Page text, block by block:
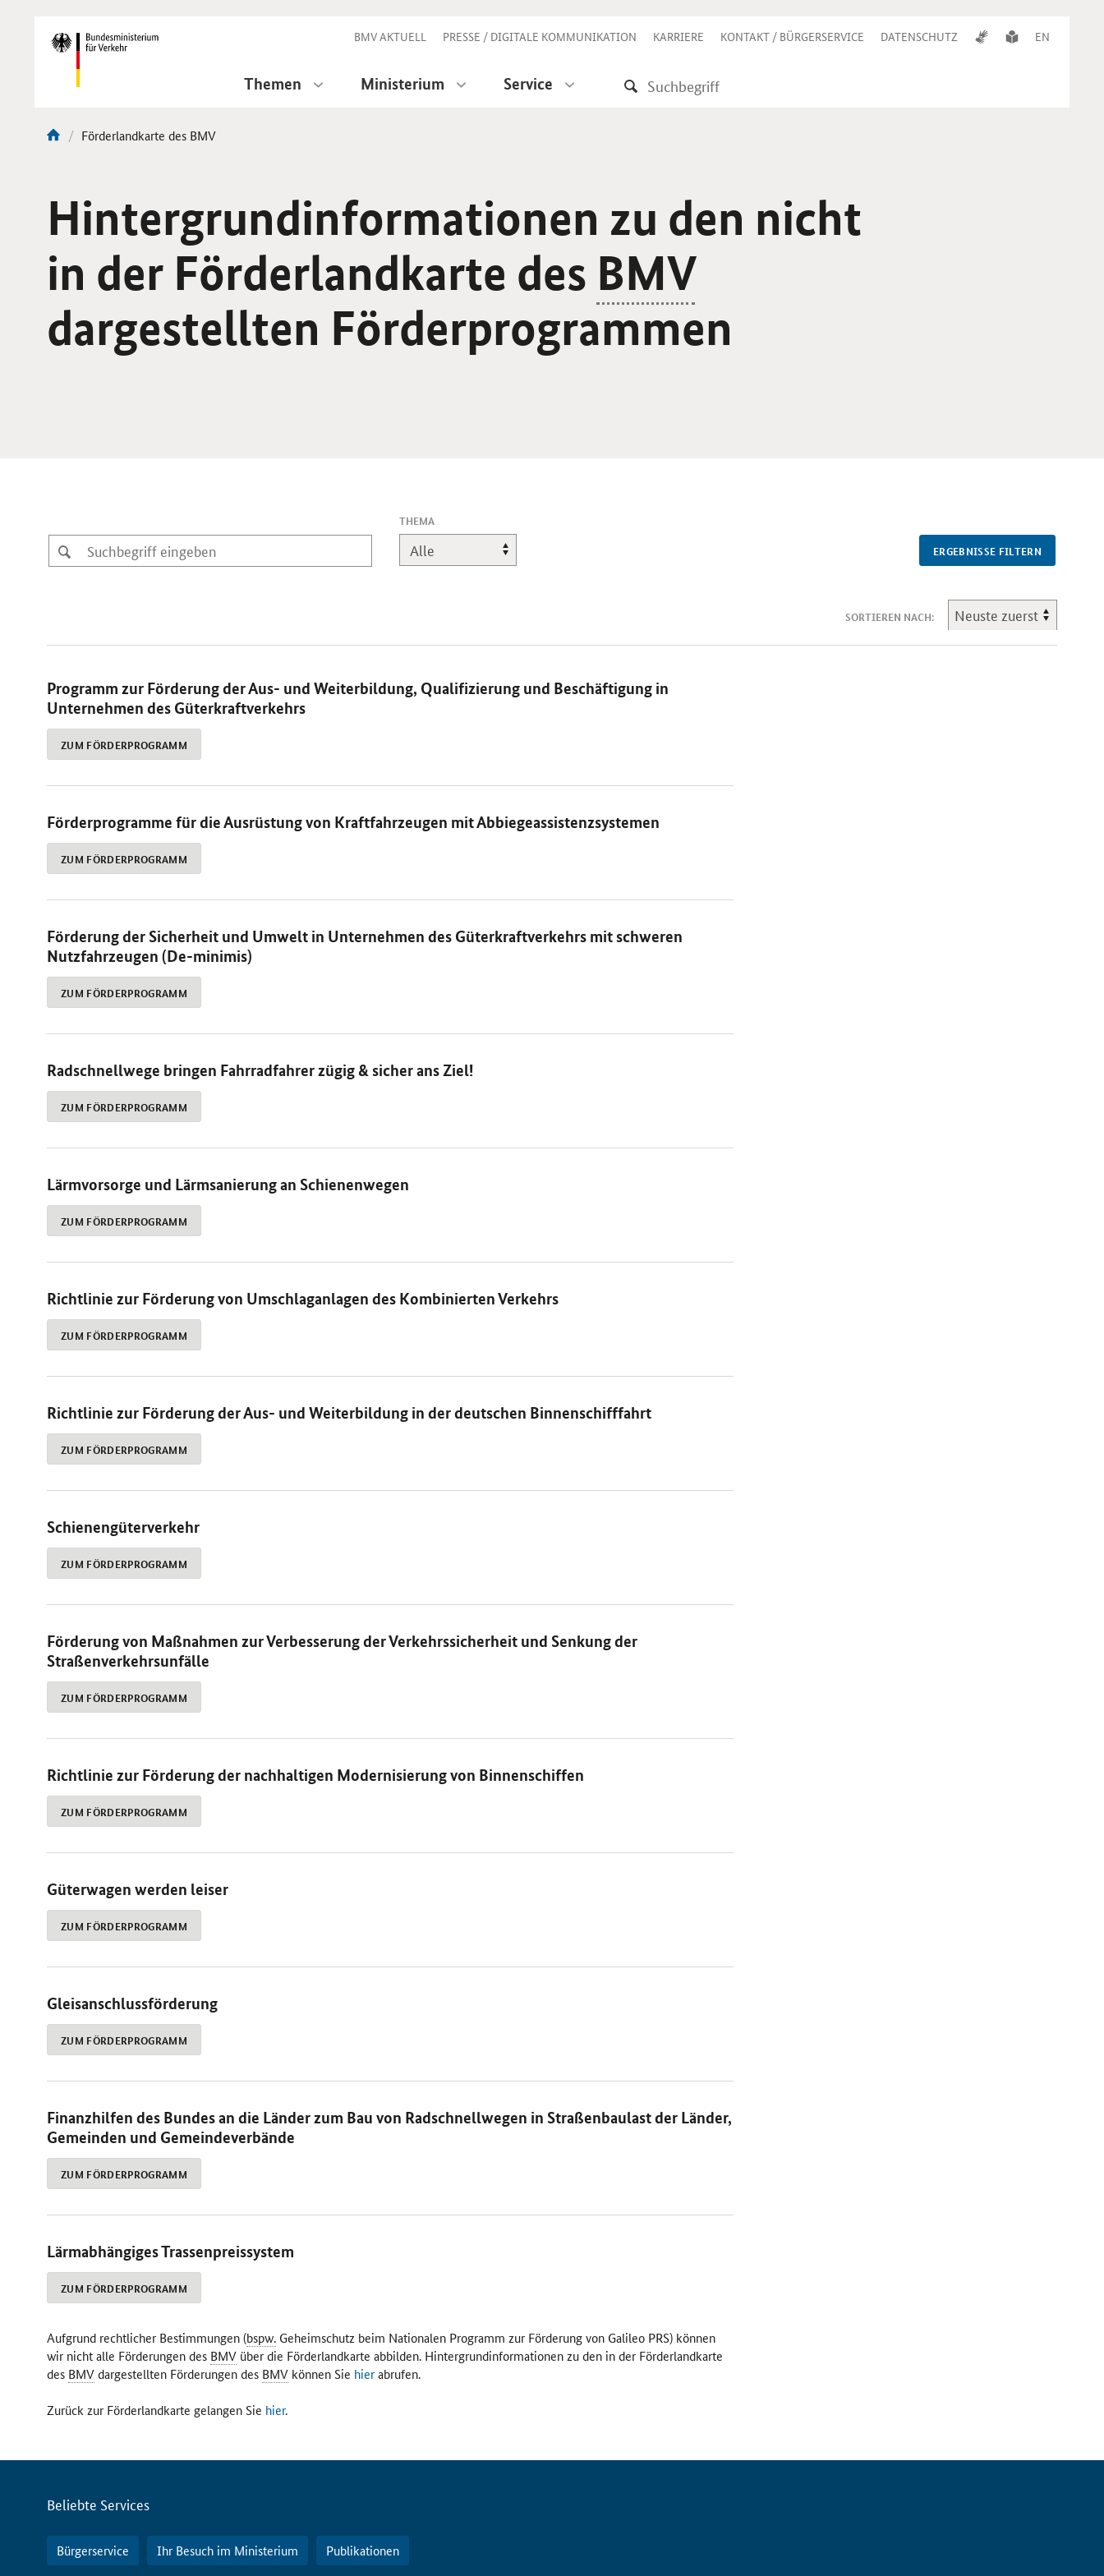
Navigation BMV AKTUELL PRESSE / DIGITALE KOMMUNIKATION KARRIERE KONTAKT / BÜRGERSERVICE DATENSCHUTZ EN
Themen Ministerium Service
Aktuelle
Förderlandkarte des BMV
Hintergrundinformationen zu den nicht
in der Förderlandkarte des BMV
dargestellten Förderprogrammen
THEMA
ERGEBNISSE FILTERN
SORTIEREN NACH:
Programm zur Förderung der Aus- und Weiterbildung, Qualifizierung und Beschäftigung in
Unternehmen des Güterkraftverkehrs
ZUM FÖRDERPROGRAMM
Förderprogramme für die Ausrüstung von Kraftfahrzeugen mit Abbiegeassistenzsystemen
ZUM FÖRDERPROGRAMM
Förderung der Sicherheit und Umwelt in Unternehmen des Güterkraftverkehrs mit schweren
Nutzfahrzeugen (De-minimis)
ZUM FÖRDERPROGRAMM
Radschnellwege bringen Fahrradfahrer zügig & sicher ans Ziel!
ZUM FÖRDERPROGRAMM
Lärmvorsorge und Lärmsanierung an Schienenwegen
ZUM FÖRDERPROGRAMM
Richtlinie zur Förderung von Umschlaganlagen des Kombinierten Verkehrs
ZUM FÖRDERPROGRAMM
Richtlinie zur Förderung der Aus- und Weiterbildung in der deutschen Binnenschifffahrt
ZUM FÖRDERPROGRAMM
Schienengüterverkehr
ZUM FÖRDERPROGRAMM
Förderung von Maßnahmen zur Verbesserung der Verkehrssicherheit und Senkung der
Straßenverkehrsunfälle
ZUM FÖRDERPROGRAMM
Richtlinie zur Förderung der nachhaltigen Modernisierung von Binnenschiffen
ZUM FÖRDERPROGRAMM
Güterwagen werden leiser
ZUM FÖRDERPROGRAMM
Gleisanschlussförderung
ZUM FÖRDERPROGRAMM
Finanzhilfen des Bundes an die Länder zum Bau von Radschnellwegen in Straßenbaulast der Länder,
Gemeinden und Gemeindeverbände
ZUM FÖRDERPROGRAMM
Lärmabhängiges Trassenpreissystem
ZUM FÖRDERPROGRAMM
Aufgrund rechtlicher Bestimmungen (bspw. Geheimschutz beim Nationalen Programm zur Förderung von Galileo PRS) können
wir nicht alle Förderungen des BMV über die Förderlandkarte abbilden. Hintergrundinformationen zu den in der Förderlandkarte
des BMVdargestellten Förderungen des BMV können Sie hierabrufen.
Zurück zur Förderlandkarte gelangen Sie hier.
Servicemenü
Beliebte Services
Bürgerservice Ihr Besuch im Ministerium Publikationen